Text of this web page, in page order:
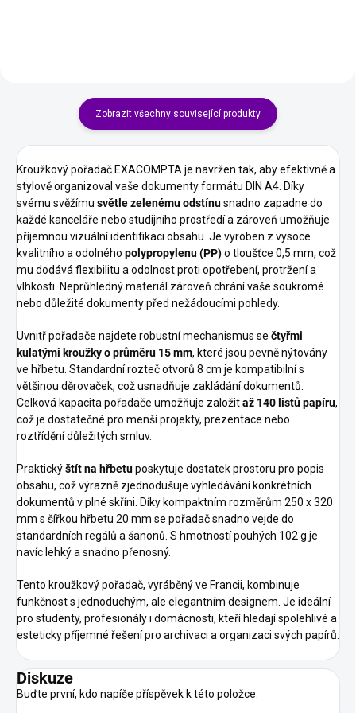
Zobrazit všechny související produkty
Kroužkový pořadač EXACOMPTA je navržen tak, aby efektivně a
stylově organizoval vaše dokumenty formátu DIN A4. Díky
svému svěžímu světle zelenému odstínusnadno zapadne do
každé kanceláře nebo studijního prostředí a zároveň umožňuje
příjemnou vizuální identifikaci obsahu. Je vyroben z vysoce
kvalitního a odolného polypropylenu (PP)o tloušťce 0,5 mm, což
mu dodává flexibilitu a odolnost proti opotřebení, protržení a
vlhkosti. Neprůhledný materiál zároveň chrání vaše soukromé
nebo důležité dokumenty před nežádoucími pohledy.
Uvnitř pořadače najdete robustní mechanismus se čtyřmi
kulatými kroužky o průměru 15 mm, které jsou pevně nýtovány
ve hřbetu. Standardní rozteč otvorů 8 cm je kompatibilní s
většinou děrovaček, což usnadňuje zakládání dokumentů.
Celková kapacita pořadače umožňuje založitaž 140 listů papíru,
což je dostatečné pro menší projekty, prezentace nebo
roztřídění důležitých smluv.
Praktickýštít na hřbetuposkytuje dostatek prostoru pro popis
obsahu, což výrazně zjednodušuje vyhledávání konkrétních
dokumentů v plné skříni. Díky kompaktním rozměrům 250 x 320
mm s šířkou hřbetu 20 mm se pořadač snadno vejde do
standardních regálů a šanonů. S hmotností pouhých 102 g je
navíc lehký a snadno přenosný.
Tento kroužkový pořadač, vyráběný ve Francii, kombinuje
funkčnost s jednoduchým, ale elegantním designem. Je ideální
pro studenty, profesionály i domácnosti, kteří hledají spolehlivé a
esteticky příjemné řešení pro archivaci a organizaci svých papírů.
Diskuze
Buďte první, kdo napíše příspěvek k této položce.